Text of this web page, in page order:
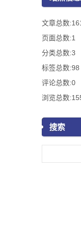
文章总数
页面总数:1
分类总数:3
标签总数:98
评论总数:0
浏览总数
搜索